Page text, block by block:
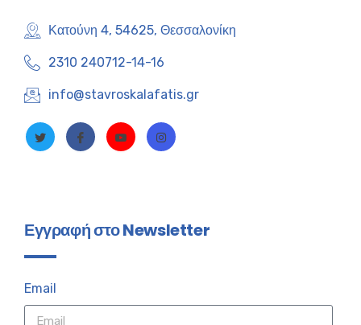
Κατούνη 4, 54625, Θεσσαλονίκη
2310 240712-14-16
info@stavroskalafatis.gr
Εγγραφή στο Newsletter
Email